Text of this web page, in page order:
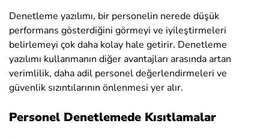
Denetleme yazılımı, bir personelin nerede düşük
performans gösterdiğini görmeyi ve iyileştirmeleri
belirlemeyi çok daha kolay hale getirir. Denetleme
yazılımı kullanmanın diğer avantajları arasında artan
verimlilik, daha adil personel değerlendirmeleri ve
güvenlik sızıntılarının önlenmesi yer alır.
Personel Denetlemede Kısıtlamalar